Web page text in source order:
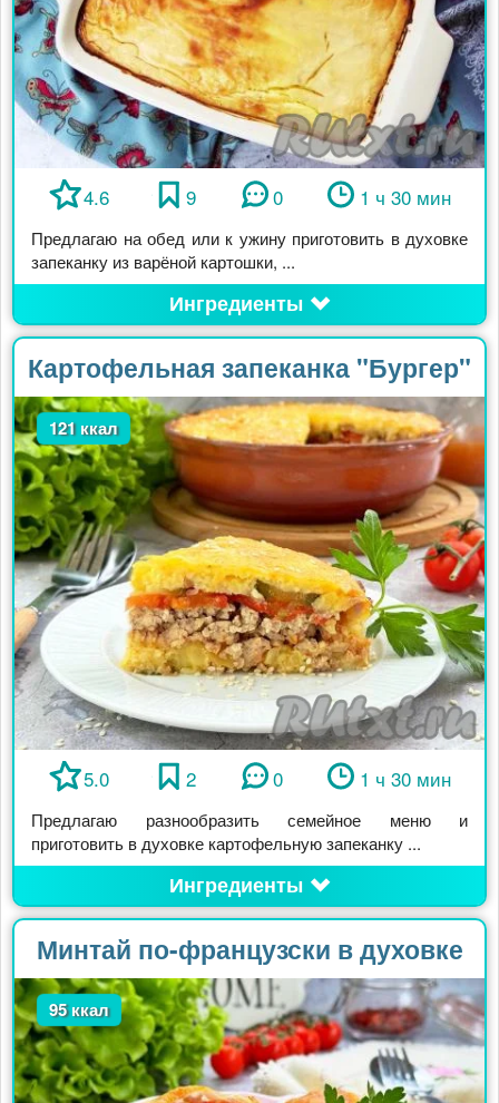
4.6 9 0 1 ч 30 мин
Предлагаю на обед или к ужину приготовить в духовке
запеканку из варёной картошки, ...
Ингредиенты
Картофельная запеканка "Бургер"
121 ккал
5.0 2 0 1 ч 30 мин
Предлагаю разнообразить семейное меню и
приготовить в духовке картофельную запеканку ...
Ингредиенты
Минтай по-французски в духовке
95 ккал